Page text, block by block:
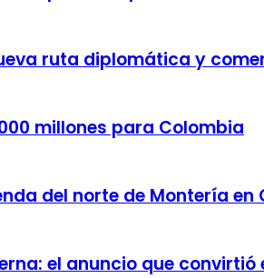
ruta diplomática y
millones para Colombia
del norte de Montería en
el anuncio que